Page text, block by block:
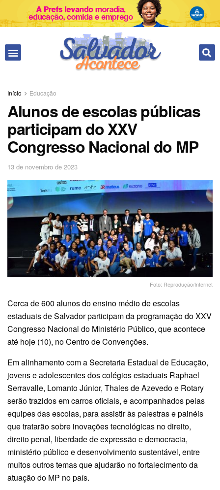
Início Educação
Alunos de escolas públicas
participam do XXV
Congresso Nacional do MP
13 de novembro de 2023
Foto: Reprodução/Internet
Cerca de 600 alunos do ensino médio de escolas
estaduais de Salvador participam da programação do XXV
Congresso Nacional do Ministério Público, que acontece
até hoje (10), no Centro de Convenções.
Em alinhamento com a Secretaria Estadual de Educação,
jovens e adolescentes dos colégios estaduais Raphael
Serravalle, Lomanto Júnior, Thales de Azevedo e Rotary
serão trazidos em carros oficiais, e acompanhados pelas
equipes das escolas, para assistir às palestras e painéis
que tratarão sobre inovações tecnológicas no direito,
direito penal, liberdade de expressão e democracia,
ministério público e desenvolvimento sustentável, entre
muitos outros temas que ajudarão no fortalecimento da
atuação do MP no país.